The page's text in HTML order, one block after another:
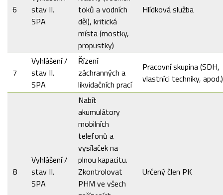
6
stav II.
SPA
toků a vodních
děl), kritická
místa (mostky,
propustky)
Hlídková služba
7
Vyhlášení /
stav II.
SPA
Řízení
záchranných a
likvidačních prací
Pracovní skupina (SDH,
vlastníci techniky, apod.)
8
Vyhlášení /
stav II.
SPA
Nabít
akumulátory
mobilních
telefonů a
vysílaček na
plnou kapacitu.
Zkontrolovat
PHM ve všech
Určený člen PK